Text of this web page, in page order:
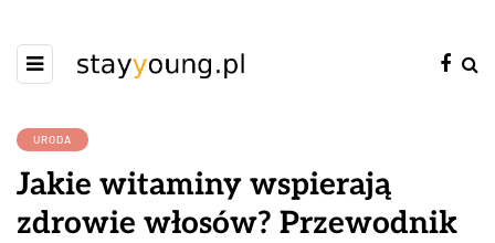
URODA
Jakie witaminy wspierają
zdrowie włosów? Przewodnik